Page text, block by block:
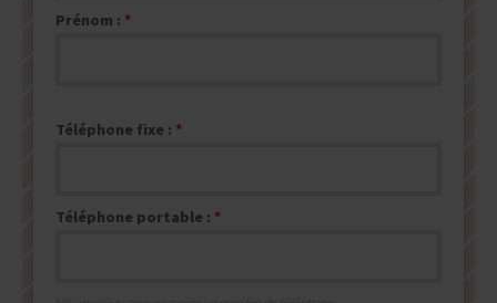
Prénom :
Téléphone fixe :
Téléphone portable :